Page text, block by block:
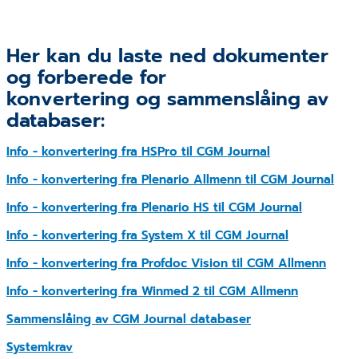
for oppkobling/sette opp fjernstyring mot oss.
Her kan du laste ned dokumenter
og forberede for
konvertering og sammenslåing av
databaser:
Info - konvertering fra HSPro til CGM Journal
Info - konvertering fra Plenario Allmenn til CGM Journal
Info - konvertering fra Plenario HS til CGM Journal
Info - konvertering fra System X til CGM Journal
Info - konvertering fra Profdoc Vision til CGM Allmenn
Info - konvertering fra Winmed 2 til CGM Allmenn
Sammenslåing av CGM Journal databaser
Systemkrav